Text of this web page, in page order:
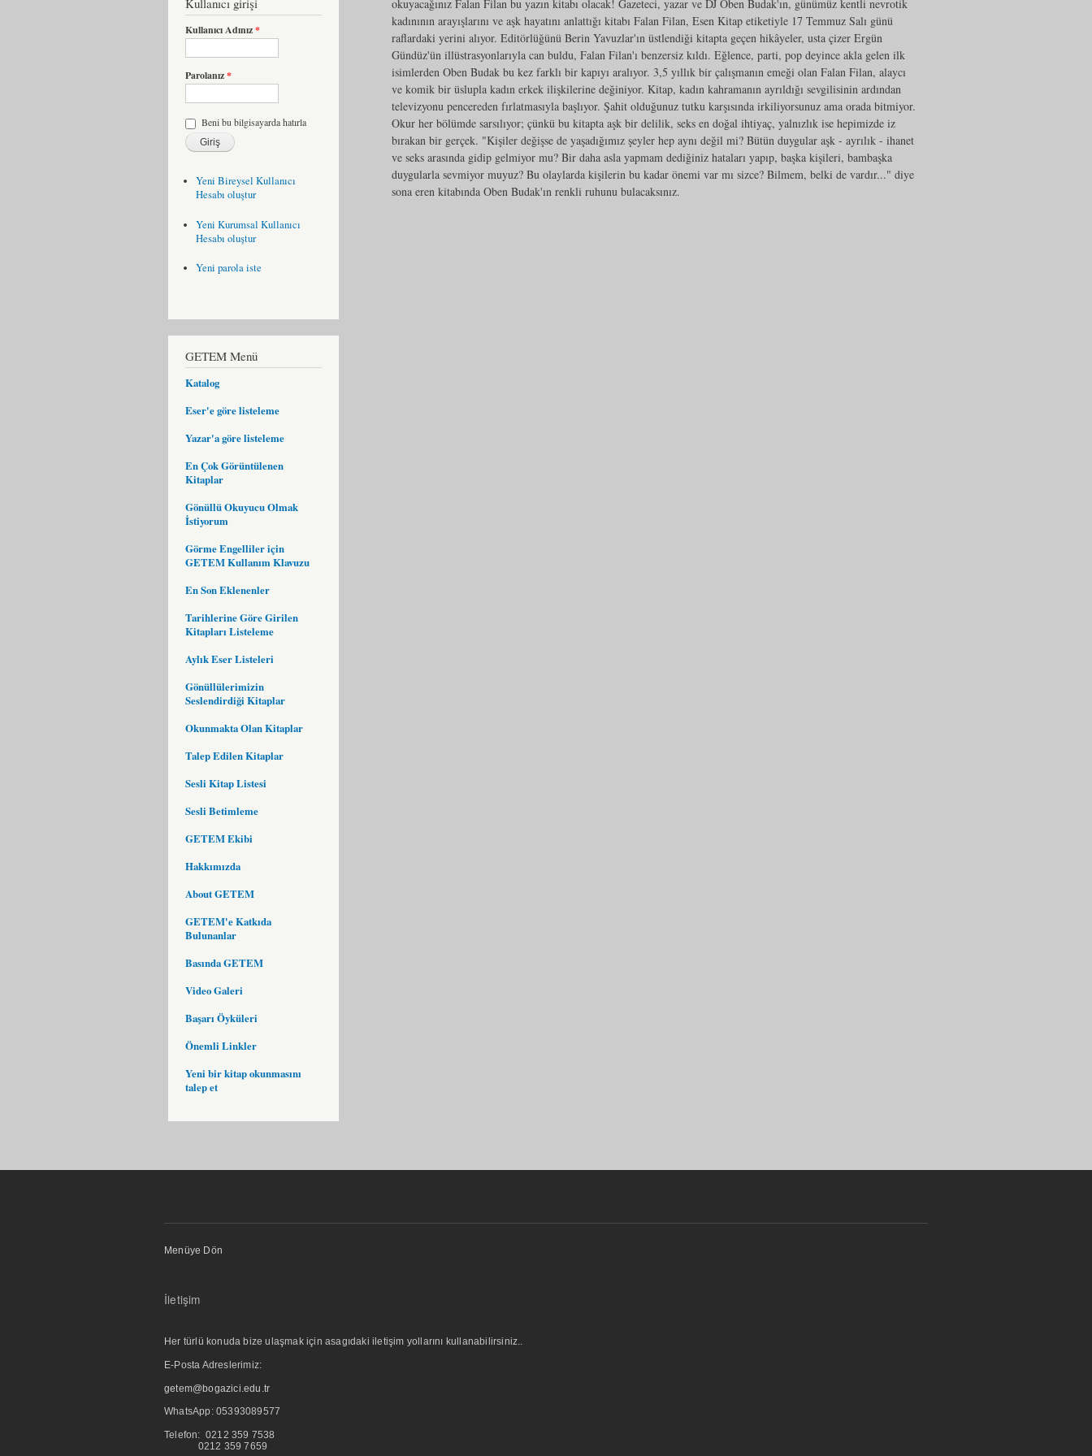
Kullanıcı Adınız*
Parolanız*
Beni bu bilgisayarda hatırla
Yeni Bireysel Kullanıcı
Hesabı oluştur
Yeni Kurumsal Kullanıcı
Hesabı oluştur
Yeni parola iste
GETEM Menü
Katalog
Eser'e göre listeleme
Yazar'a göre listeleme
En Çok Görüntülenen
Kitaplar
Gönüllü Okuyucu Olmak
İstiyorum
Görme Engelliler için
GETEM Kullanım Klavuzu
En Son Eklenenler
Tarihlerine Göre Girilen
Kitapları Listeleme
Aylık Eser Listeleri
Gönüllülerimizin
Seslendirdiği Kitaplar
Okunmakta Olan Kitaplar
Talep Edilen Kitaplar
Sesli Kitap Listesi
Sesli Betimleme
GETEM Ekibi
Hakkımızda
About GETEM
GETEM'e Katkıda
Bulunanlar
Basında GETEM
Video Galeri
Başarı Öyküleri
Önemli Linkler
Yeni bir kitap okunmasını
talep et
okuyacağınız Falan Filan bu yazın kitabı olacak! Gazeteci, yazar ve DJ Oben Budak'ın, günümüz kentli nevrotik
kadınının arayışlarını ve aşk hayatını anlattığı kitabı Falan Filan, Esen Kitap etiketiyle 17 Temmuz Salı günü
raflardaki yerini alıyor. Editörlüğünü Berin Yavuzlar'ın üstlendiği kitapta geçen hikâyeler, usta çizer Ergün
Gündüz'ün illüstrasyonlarıyla can buldu, Falan Filan'ı benzersiz kıldı. Eğlence, parti, pop deyince akla gelen ilk
isimlerden Oben Budak bu kez farklı bir kapıyı aralıyor. 3,5 yıllık bir çalışmanın emeği olan Falan Filan, alaycı
ve komik bir üslupla kadın erkek ilişkilerine değiniyor. Kitap, kadın kahramanın ayrıldığı sevgilisinin ardından
televizyonu pencereden fırlatmasıyla başlıyor. Şahit olduğunuz tutku karşısında irkiliyorsunuz ama orada bitmiyor.
Okur her bölümde sarsılıyor; çünkü bu kitapta aşk bir delilik, seks en doğal ihtiyaç, yalnızlık ise hepimizde iz
bırakan bir gerçek. "Kişiler değişse de yaşadığımız şeyler hep aynı değil mi? Bütün duygular aşk - ayrılık - ihanet
ve seks arasında gidip gelmiyor mu? Bir daha asla yapmam dediğiniz hataları yapıp, başka kişileri, bambaşka
duygularla sevmiyor muyuz? Bu olaylarda kişilerin bu kadar önemi var mı sizce? Bilmem, belki de vardır..." diye
sona eren kitabında Oben Budak'ın renkli ruhunu bulacaksınız.
Menüye Dön
İletişim
Her türlü konuda bize ulaşmak için asagıdaki iletişim yollarını kullanabilirsiniz..
E-Posta Adreslerimiz:
getem@bogazici.edu.tr
WhatsApp: 05393089577
Telefon: 0212 359 7538
0212 359 7659